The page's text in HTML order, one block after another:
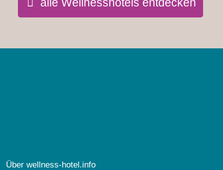
alle Wellnesshotels entdecken
Über wellness-hotel.info